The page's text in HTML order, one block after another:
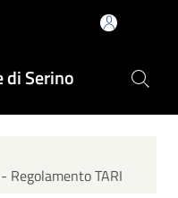
di Serino
Regolamento TARI